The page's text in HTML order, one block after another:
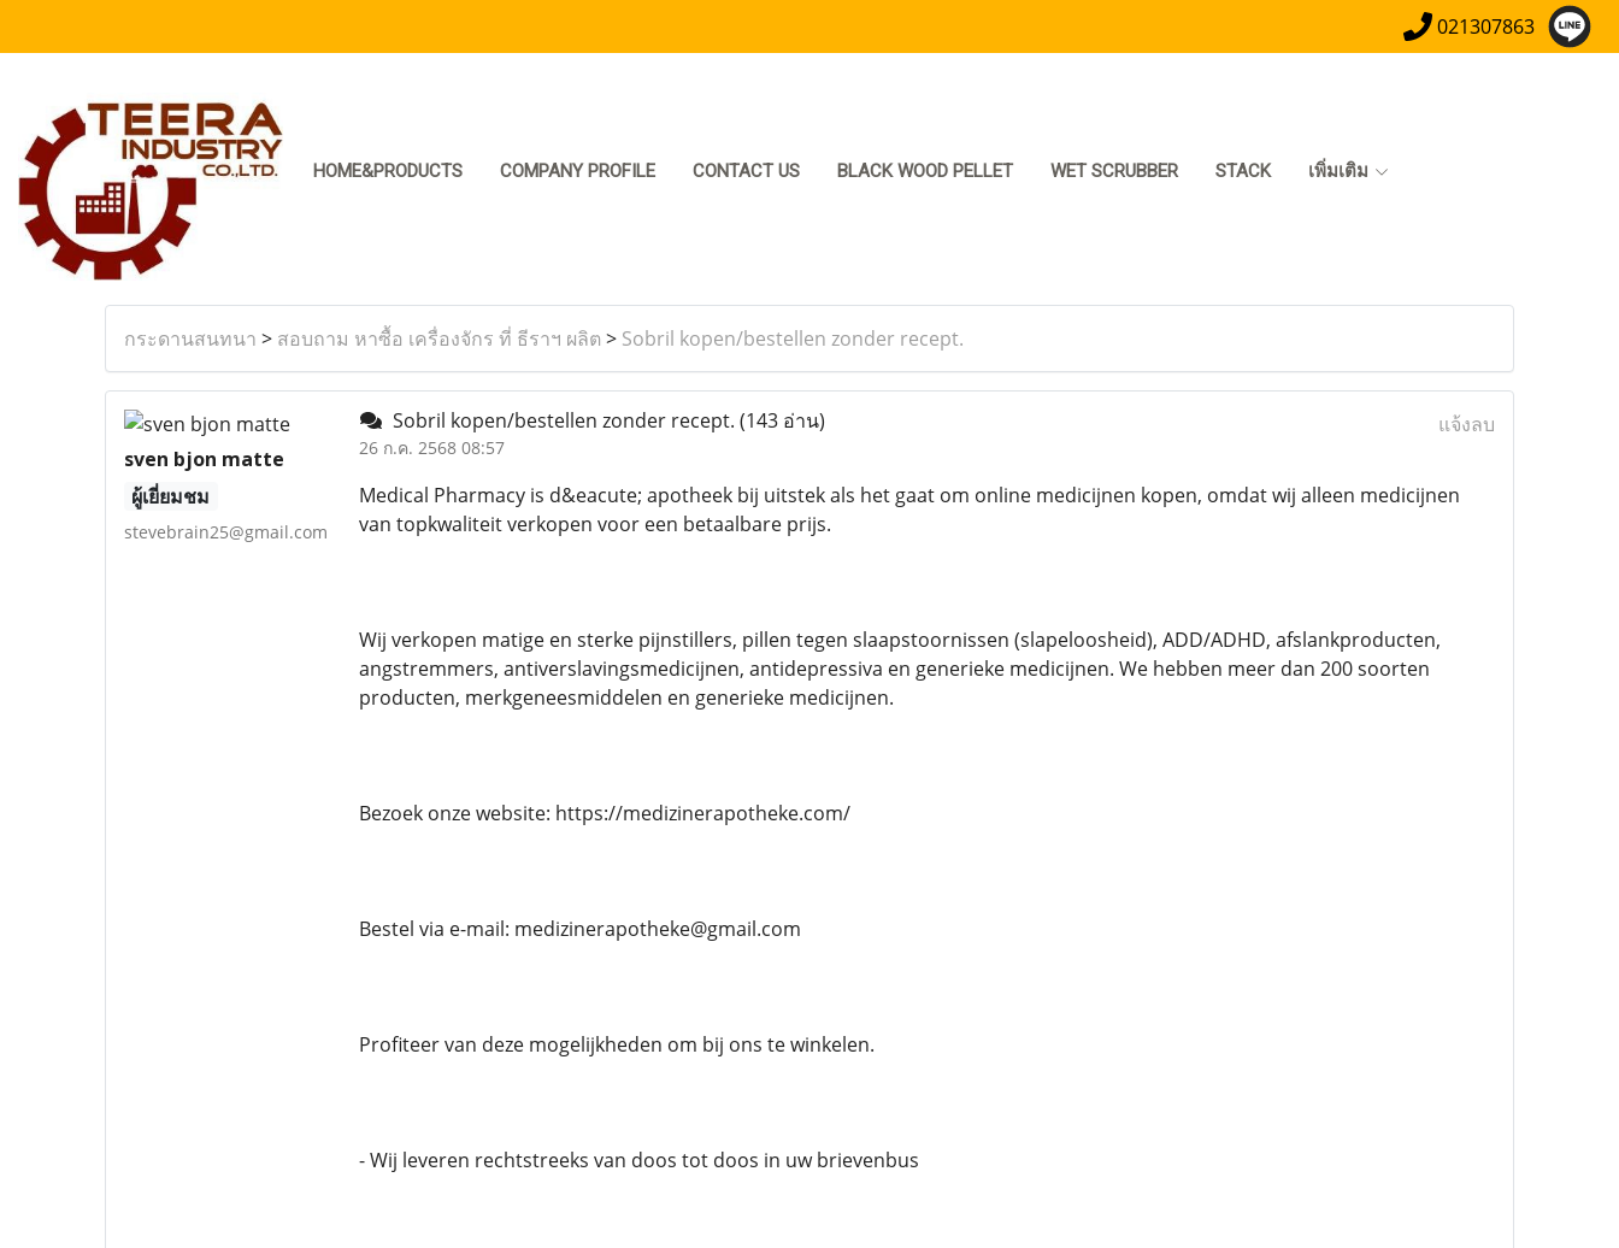
021307863
HOME&PRODUCTS COMPANY PROFILE CONTACT US BLACK WOOD PELLET WET SCRUBBER STACK เพิ่มเติม
กระดานสนทนา > สอบถาม หาซื้อ เครื่องจักร ที่ ธีราฯ ผลิต > Sobril kopen/bestellen zonder recept.
sven bjon matte
ผู้เยี่ยมชม
stevebrain25@gmail.com
Sobril kopen/bestellen zonder recept. (143 อ่าน)
26 ก.ค. 2568 08:57
แจ้งลบ
Medical Pharmacy is d&eacute; apotheek bij uitstek als het gaat om online medicijnen kopen, omdat wij alleen medicijnen
van topkwaliteit verkopen voor een betaalbare prijs.
Wij verkopen matige en sterke pijnstillers, pillen tegen slaapstoornissen (slapeloosheid), ADD/ADHD, afslankproducten,
angstremmers, antiverslavingsmedicijnen, antidepressiva en generieke medicijnen. We hebben meer dan 200 soorten
producten, merkgeneesmiddelen en generieke medicijnen.
Bezoek onze website: https://medizinerapotheke.com/
Bestel via e-mail: medizinerapotheke@gmail.com
Profiteer van deze mogelijkheden om bij ons te winkelen.
- Wij leveren rechtstreeks van doos tot doos in uw brievenbus